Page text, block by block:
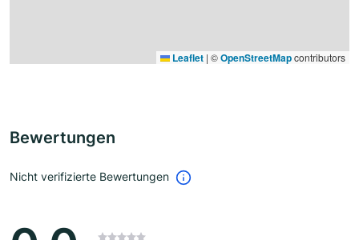
Leaflet | ©OpenStreetMapcontributors
Bewertungen
Nicht verifizierte Bewertungen